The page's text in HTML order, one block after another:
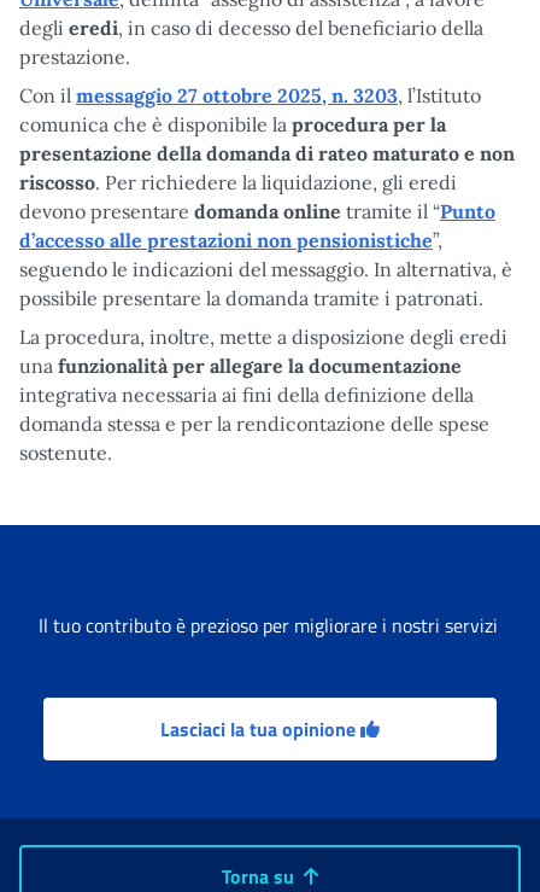
degli eredi, in caso di decesso del beneficiario della
prestazione.
Con il messaggio 27 ottobre 2025, n. 3203, l’Istituto
comunica che è disponibile la procedura per la
presentazione della domanda di rateo maturato e non
riscosso. Per richiedere la liquidazione, gli eredi
devono presentare domanda online tramite il “Punto
d’accesso alle prestazioni non pensionistiche”,
seguendo le indicazioni del messaggio. In alternativa, è
possibile presentare la domanda tramite i patronati.
La procedura, inoltre, mette a disposizione degli eredi
una funzionalità per allegare la documentazione
integrativa necessaria ai fini della definizione della
domanda stessa e per la rendicontazione delle spese
sostenute.
Il tuo contributo è prezioso per migliorare i nostri servizi
Lasciaci la tua opinione
Torna su